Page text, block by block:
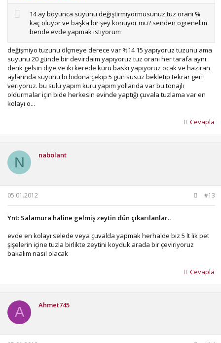
14 ay boyunca suyunu değiştirmiyormusunuz,tuz oranı %
kaç oluyor ve başka bir şey konuyor mu? senden ögrenelim
bende evde yapmak istiyorum
değişmiyo tuzunu ölçmeye derece var %14 15 yapıyoruz tuzunu ama
suyunu 20 günde bir devirdaim yapıyoruz tuz oranı her tarafa aynı
denk gelsin diye ve iki kerede kuru baskı yapıyoruz ocak ve haziran
aylarında suyunu bi bidona çekip 5 gün susuz bekletip tekrar geri
veriyoruz. bu sulu yapım kuru yapım yollarıda var bu tonajlı
oldurmalar için bide herkesin evinde yaptığı çuvala tuzlama var en
kolayı o...
Cevapla
N nabolant
05.01.2012 #13
Ynt: Salamura haline gelmiş zeytin dün çıkarılanlar..
evde en kolayı selede veya çuvalda yapmak herhalde biz 5 lt lik pet
şişelerin içine tuzla birlikte zeytini koyduk arada bir çeviriyoruz
bakalım nasıl olacak
Cevapla
A Ahmet745